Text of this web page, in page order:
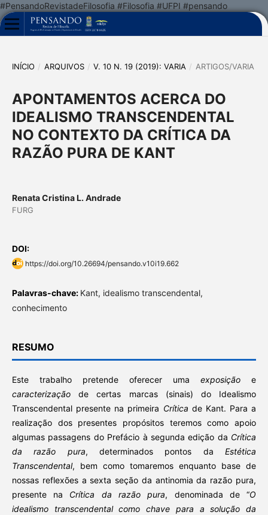
#PensandoRevistadeFilosofia #Filosofia #UFPI #pensando
INÍCIO / ARQUIVOS / V. 10 N. 19 (2019): VARIA / ARTIGOS/VARIA
APONTAMENTOS ACERCA DO
IDEALISMO TRANSCENDENTAL
NO CONTEXTO DA CRÍTICA DA
RAZÃO PURA DE KANT
Renata Cristina L. Andrade
FURG
DOI:
https://doi.org/10.26694/pensando.v10i19.662
Palavras-chave: Kant, idealismo transcendental,
conhecimento
RESUMO
Este trabalho pretende oferecer umaexposiçãoe
caracterizaçãode certas marcas (sinais) do Idealismo
Transcendental presente na primeira Crítica de Kant. Para a
realização dos presentes propósitos teremos como apoio
algumas passagens do Prefácio à segunda edição da Crítica
da razão pura, determinados pontos daEstética
Transcendental, bem como tomaremos enquanto base de
nossas reflexões a sexta seção da antinomia da razão pura,
presente na Crítica da razão pura, denominada de “O
idealismo transcendental como chave para a solução da